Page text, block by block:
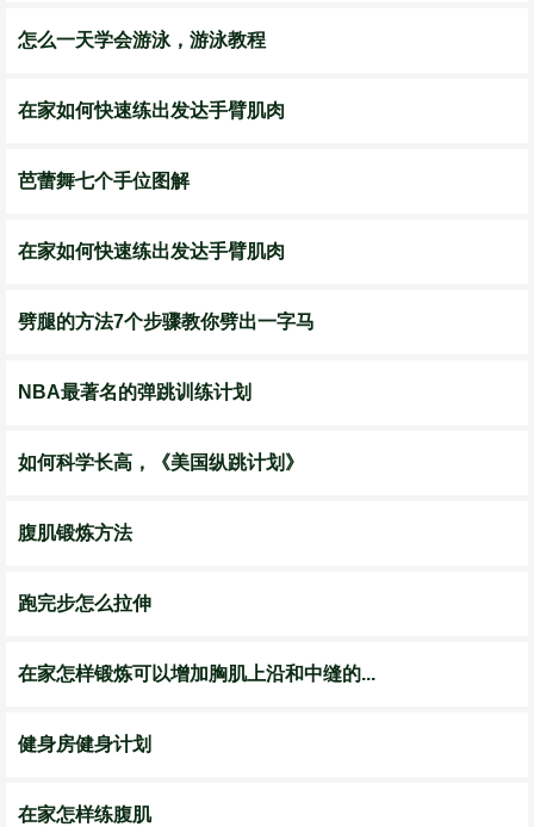
怎么一天学会游泳，游泳教程
在家如何快速练出发达手臂肌肉
芭蕾舞七个手位图解
在家如何快速练出发达手臂肌肉
劈腿的方法7个步骤教你劈出一字马
NBA最著名的弹跳训练计划
如何科学长高，《美国纵跳计划》
腹肌锻炼方法
跑完步怎么拉伸
在家怎样锻炼可以增加胸肌上沿和中缝的...
健身房健身计划
在家怎样练腹肌